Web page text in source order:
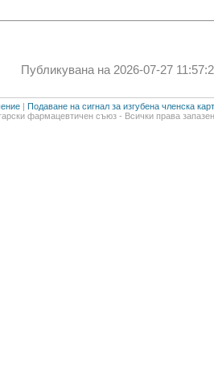
Публикувана на 2026-07-27
| Подаване на сигнал за изгубена членска
фармацевтичен съюз - Всички права